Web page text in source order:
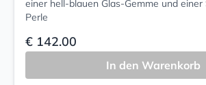
einer hell-blauen Glas-Gemme und
Perle
€ 142.00
In den Warenkorb